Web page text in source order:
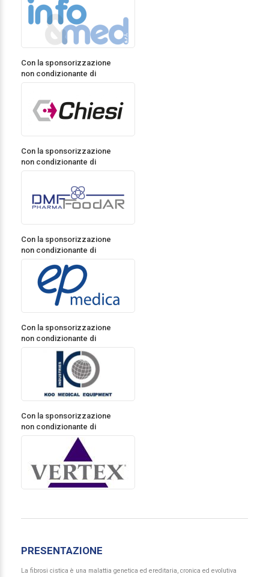
Con la sponsorizzazione
non condizionante di
Con la sponsorizzazione
non condizionante di
Con la sponsorizzazione
non condizionante di
Con la sponsorizzazione
non condizionante di
Con la sponsorizzazione
non condizionante di
PRESENTAZIONE
La fibrosi cistica è una malattia genetica ed ereditaria, cronica ed evolutiva